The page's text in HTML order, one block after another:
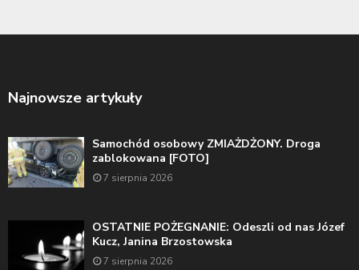
Najnowsze artykuły
Samochód osobowy ZMIAŻDŻONY. Droga
zablokowana [FOTO]
7 sierpnia 2026
OSTATNIE POŻEGNANIE: Odeszli od nas Józef
Kucz, Janina Brzostowska
7 sierpnia 2026